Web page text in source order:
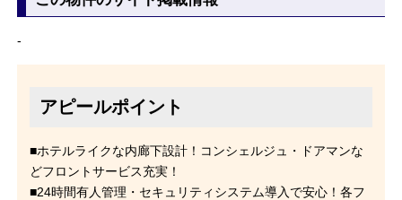
-
アピールポイント
■ホテルライクな内廊下設計！コンシェルジュ・ドアマンな
どフロントサービス充実！
■24時間有人管理・セキュリティシステム導入で安心！各フ